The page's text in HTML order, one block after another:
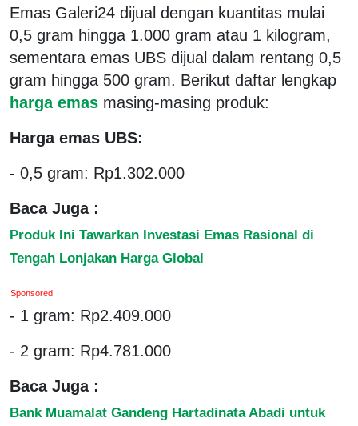
Emas Galeri24 dijual dengan kuantitas mulai
0,5 gram hingga 1.000 gram atau 1 kilogram,
sementara emas UBS dijual dalam rentang 0,5
gram hingga 500 gram. Berikut daftar lengkap
harga emas masing-masing produk:
Harga emas UBS:
- 0,5 gram: Rp1.302.000
Baca Juga :
Produk Ini Tawarkan Investasi Emas Rasional di
Tengah Lonjakan Harga Global
Sponsored
- 1 gram: Rp2.409.000
- 2 gram: Rp4.781.000
Baca Juga :
Bank Muamalat Gandeng Hartadinata Abadi untuk